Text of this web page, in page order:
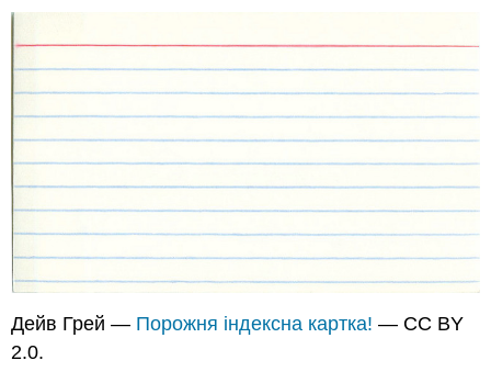
слова
запуску
відкликання
великими
літерами
Ефективне
використання
Дейв Грей — Порожня індексна картка!— CC BY
2.0.